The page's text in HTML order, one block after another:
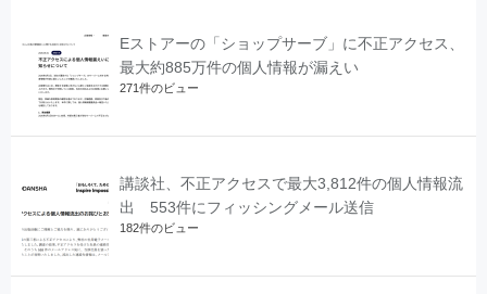
Eストアーの「ショップサーブ」に不正アクセス、
最大約885万件の個人情報が漏えい
271件のビュー
講談社、不正アクセスで最大3,812件の個人情報流
出 553件にフィッシングメール送信
182件のビュー